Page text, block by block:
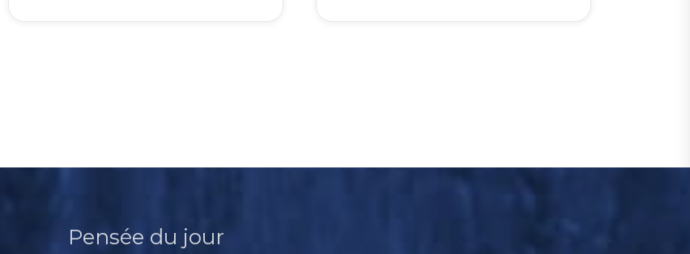
Pensée du jour